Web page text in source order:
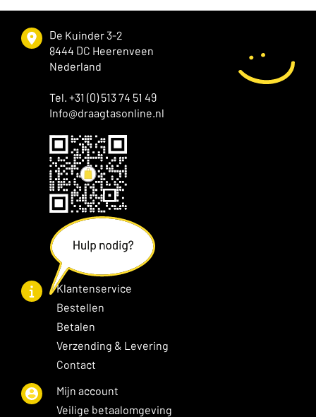
De Kuinder 3-2
8444 DC Heerenveen
Nederland
Tel. +31 (0) 513 74 51 49
Info@draagtasonline.nl
Klantenservice
Bestellen
Betalen
Verzending & Levering
Contact
Mijn account
Veilige betaalomgeving